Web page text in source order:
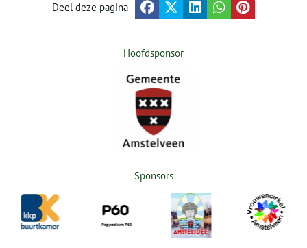
Deel deze pagina
Hoofdsponsor
Sponsors